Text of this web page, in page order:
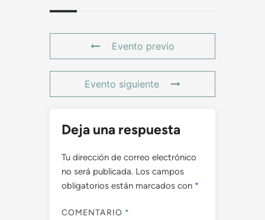
Evento previo
Evento siguiente
Deja una respuesta
Tu dirección de correo electrónico
no será publicada. Los campos
obligatorios están marcados con *
COMENTARIO *